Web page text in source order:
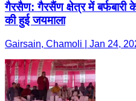
गैरसैण: गैरसैंण क्षेत्र में बर्फबारी
की हुई जयमाला
Gairsain, Chamoli | Jan 24,